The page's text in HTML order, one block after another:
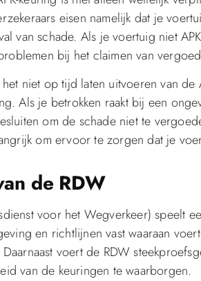
eisen namelijk dat je
van schade. Als je voertuig niet
bij het claimen van
het niet op tijd laten uitvoeren van
Als je betrokken raakt bij een
om de schade niet te
om ervoor te zorgen dat je
de RDW
voor het Wegverkeer) speelt
en richtlijnen vast waaraan
Daarnaast voert de RDW
van de keuringen te waarborgen.